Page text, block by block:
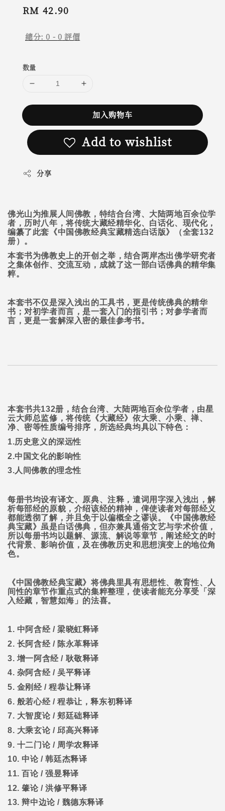
Regular
RM 42.90
總分:0 - 0 評價
数量
加入购物车
Add to wishlist
分享
佛光山为推展人间佛教，特结合台湾、大陆两地百余位学
者，历时八年，将传统大藏经精华化、白话化、现代化，
编纂了此套《中国佛教经典宝藏精选白话版》（全套132
册）。
本套书为佛教史上的开创之举，结合两岸杰出佛学研究者
之集体创作、交流互动，成就了这一部白话佛典的精华集
粹。
本套书不仅是深入浅出的工具书，更是传统佛典的精华
书；对初学者而言，是一套入门的指引书；对参学者而
言，更是一套解深入密的最佳参考书。
本套书共132册，结合台湾、大陆两地百余位学者，由星
云大师总监修，将传统《大藏经》依大乘、小乘、禅、
净、密等性质编号排序，所选经典均具以下特色：
1.历史意义的深远性
2.中国文化的影响性
3.人间佛教的理念性
每册书均设有译文、原典、注释，遣词用字深入浅出，解
析每部经的原貌，介绍该经的精神，俾使读者对每部经义
都能透彻了解，并且免于以偏概全之谬误。《中国佛教经
典宝藏》虽是白话佛典，但亦兼具通俗文艺与学术价值，
所以每册书均以题解、源流、解说等章节，阐述经文的时
代背景、影响价值，及在佛教历史和思想演变上的地位角
色。
《中国佛教经典宝藏》将佛典里具有思想性、教育性、人
间性的章节作重点式的集粹整理，使读者能充分享受「深
入经藏，智慧如海」的法喜。
1. 中阿含经/梁晓虹释译
2. 长阿含经/ 陈永革释译
3. 增一阿含经/ 耿敬释译
4. 杂阿含经/吴平释译
5. 金刚经/程恭让释译
6. 般若心经/程恭让，释东初释译
7. 大智度论/郏廷础释译
8. 大乘玄论/邱高兴释译
9. 十二门论/ 周学农释译
10. 中论/韩廷杰释译
11.百论/强昱释译
12.肇论/洪修平释译
13.辩中边论/ 魏德东释译